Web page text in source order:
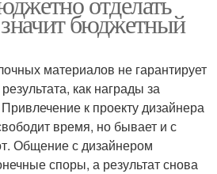
бюджетный
материалов не гарантирует
как награды за
к проекту дизайнера
время, но бывает и с
Общение с дизайнером
споры, а результат снова